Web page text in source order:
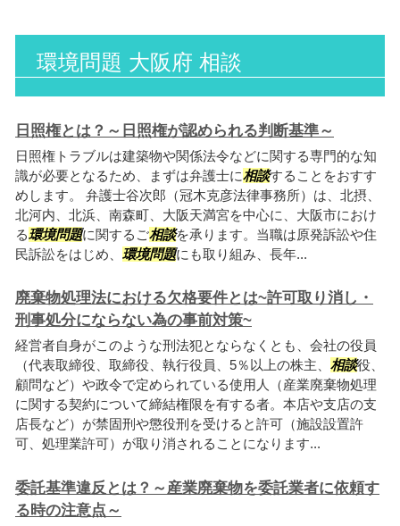
環境問題 大阪府 相談
日照権とは？～日照権が認められる判断基準～
日照権トラブルは建築物や関係法令などに関する専門的な知
識が必要となるため、まずは弁護士に相談することをおすす
めします。 弁護士谷次郎（冠木克彦法律事務所）は、北摂、
北河内、北浜、南森町、大阪天満宮を中心に、大阪市におけ
る環境問題に関するご相談を承ります。当職は原発訴訟や住
民訴訟をはじめ、 環境問題にも取り組み、長年...
廃棄物処理法における欠格要件とは~許可取り消し・
刑事処分にならない為の事前対策~
経営者自身がこのような刑法犯とならなくとも、会社の役員
（代表取締役、取締役、執行役員、5％以上の株主、 相談役、
顧問など）や政令で定められている使用人（産業廃棄物処理
に関する契約について締結権限を有する者。本店や支店の支
店長など）が禁固刑や懲役刑を受けると許可（施設設置許
可、処理業許可）が取り消されることになります...
委託基準違反とは？～産業廃棄物を委託業者に依頼す
る時の注意点～